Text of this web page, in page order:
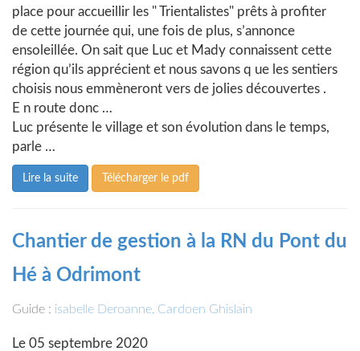
place pour accueillir les " Trientalistes" prêts à profiter
de cette journée qui, une fois de plus, s’annonce
ensoleillée. On sait que Luc et Mady connaissent cette
région qu’ils apprécient et nous savons q ue les sentiers
choisis nous emmèneront vers de jolies découvertes .
E n route donc …
Luc présente le village et son évolution dans le temps,
parle …
Lire la suite Télécharger le pdf
Chantier de gestion à la RN du Pont du
Hé à Odrimont
Guide : isabelle Deroanne, Cardoen Ghislain
Le 05 septembre 2020